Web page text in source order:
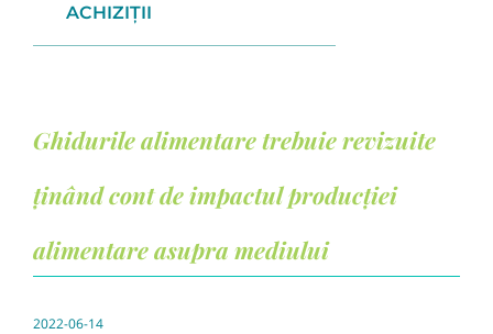
ACHIZIȚII
Ghidurile alimentare trebuie revizuite
ținând cont de impactul producției
alimentare asupra mediului
2022-06-14